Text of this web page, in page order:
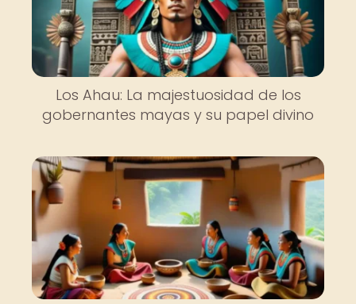
Los Ahau: La majestuosidad de los
gobernantes mayas y su papel divino